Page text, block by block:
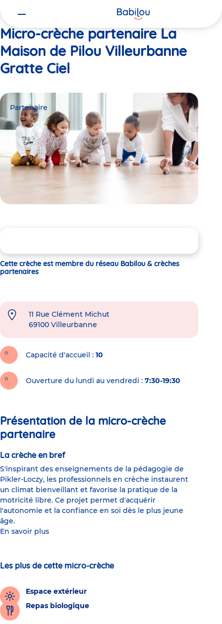
Micro-crèche partenaire La
Maison de Pilou Villeurbanne
Gratte Ciel
Partenaire
Cette crèche est membre du réseau Babilou & crèches
partenaires
11 Rue Clément Michut
69100 Villeurbanne
Capacité d'accueil 10
Ouverture du lundi au vendredi : 7:30-19:30
Présentation de la micro-crèche
partenaire
La crèche en bref
S'inspirant des enseignements de la pédagogie de
Pikler-Loczy, les professionnels en crèche instaurent
un climat bienveillant et favorise la pratique de la
motricité libre. Ce projet permet d'acquérir
l'autonomie et la confiance en soi dès le plus jeune
âge.
En savoir plus
Les plus de cette micro-crèche
Espace extérieur
Repas biologique